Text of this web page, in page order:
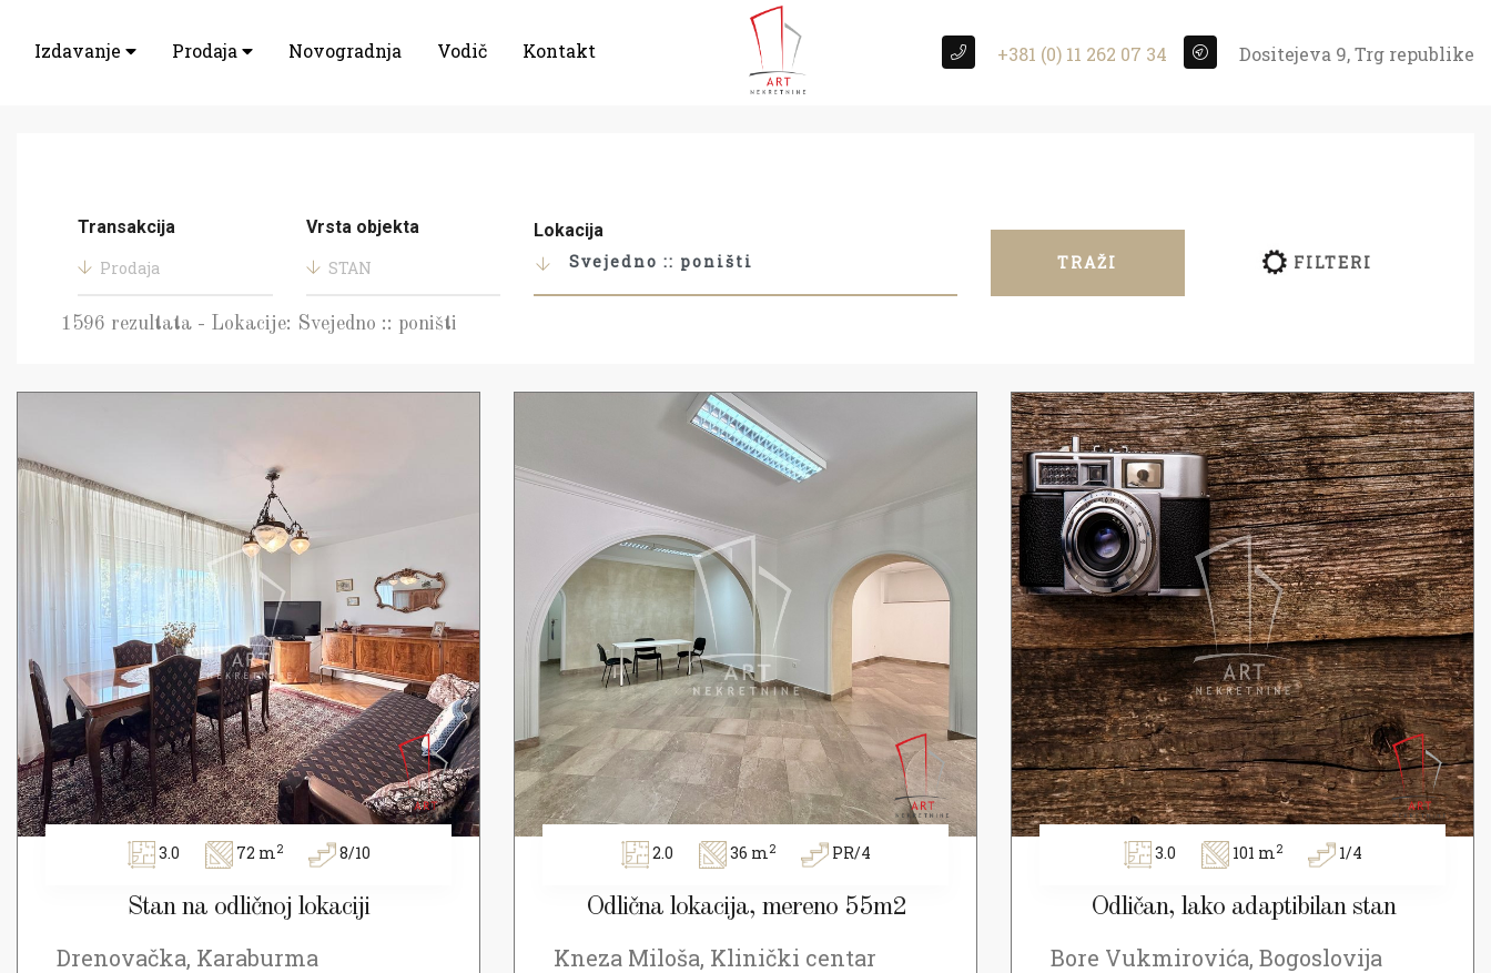
Izdavanje Prodaja Novogradnja Vodič Kontakt +381 (0) 11 262 07 34 Dositejeva 9, Trg republike
Transakcija
Prodaja
Vrsta objekta
STAN
Lokacija
Svejedno :: poništi
TRAŽI FILTERI
1596 rezultata - Lokacije: Svejedno :: poništi
3.0 72 m2 8/10
Stan na odličnoj lokaciji
Drenovačka, Karaburma
2.0 36 m2 PR/4
Odlična lokacija, mereno 55m2
Kneza Miloša, Klinički centar
3.0 101 m2 1/4
Odličan, lako adaptibilan stan
Bore Vukmirovića, Bogoslovija